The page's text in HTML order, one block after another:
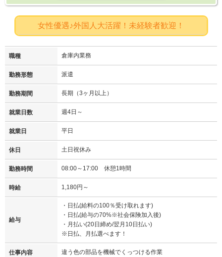
女性優遇♪外国人大活躍！未経験者歓迎！
職種 倉庫内業務
勤務形態 派遣
勤務期間 長期（3ヶ月以上）
就業日数 週4日～
就業日 平日
休日 土日祝休み
勤務時間 08:00～17:00 休憩1時間
時給 1,180円～
給与
・日払(給料の100％受け取れます)
・日払(給与の70%※社会保険加入後)
・月払い(20日締め/翌月10日払い)
※日払、月払選べます！
仕事内容 違う色の部品を機械でくっつける作業